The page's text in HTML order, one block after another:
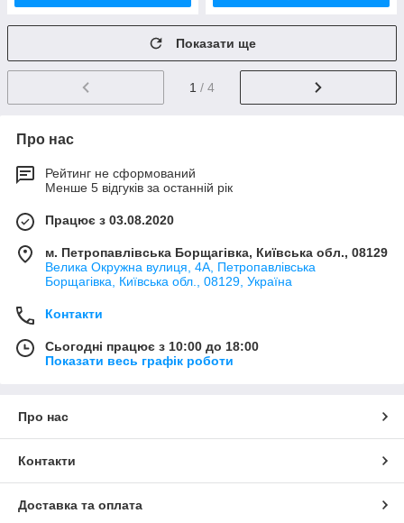
Показати ще
1 / 4
Про нас
Рейтинг не сформований
Менше 5 відгуків за останній рік
Працює з 03.08.2020
м. Петропавлівська Борщагівка, Київська обл., 08129
Велика Окружна вулиця, 4А, Петропавлівська
Борщагівка, Київська обл., 08129, Україна
Контакти
Сьогодні працює з 10:00 до 18:00
Показати весь графік роботи
Про нас
Контакти
Доставка та оплата